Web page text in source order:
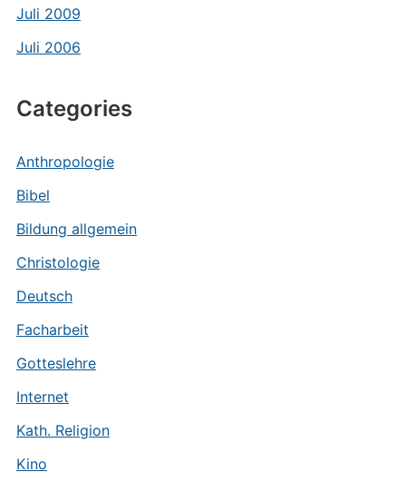
Juli 2009
Juli 2006
Categories
Anthropologie
Bibel
Bildung allgemein
Christologie
Deutsch
Facharbeit
Gotteslehre
Internet
Kath. Religion
Kino